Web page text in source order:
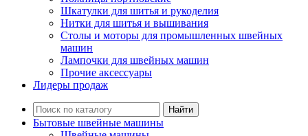
Шкатулки для шитья и рукоделия
Нитки для шитья и вышивания
Столы и моторы для промышленных швейных
машин
Лампочки для швейных машин
Прочие аксессуары
Лидеры продаж
Найти
Бытовые швейные машины